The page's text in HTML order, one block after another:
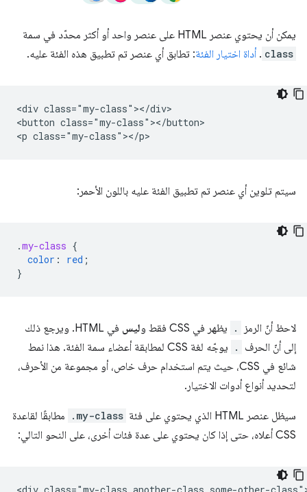
يمكن أن يحتوي عنصر HTML على عنصر واحد أو أكثر محدّد في سمة
class
. أداة اختيار الفئة: تطابق أي عنصر تم تطبيق هذه الفئة عليه.
<div class="my-class"></div>
<button class="my-class"></button>
سيتم تلوين أي عنصر تم تطبيق الفئة عليه باللون الأحمر:
.my-class {
color : red ;
}
لاحظ أنّ الرمز . يظهر في CSS فقط و ليس
في HTML. ويرجع ذلك
إلى أنّ الحرف
.
يوجّه لغة CSS لمطابقة أعضاء سمة الفئة. هذا نمط
شائع في CSS، حيث يتم استخدام حرف خاص، أو مجموعة من الأحرف،
لتحديد أنواع أدوات الاختيار.
سيظل عنصر HTML الذي يحتوي على فئة .my-class
مطابقًا لقاعدة
CSS أعلاه، حتى إذا كان يحتوي على عدة فئات أخرى، على النحو التالي: